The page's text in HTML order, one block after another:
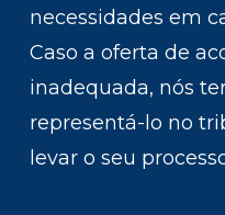
necessidades em
Caso a oferta de
inadequada, nós
representá-lo no
levar o seu